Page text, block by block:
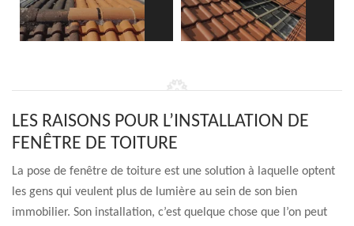
LES RAISONS POUR L’INSTALLATION DE
FENÊTRE DE TOITURE
La pose de fenêtre de toiture est une solution à laquelle optent
les gens qui veulent plus de lumière au sein de son bien
immobilier. Son installation, c’est quelque chose que l’on peut